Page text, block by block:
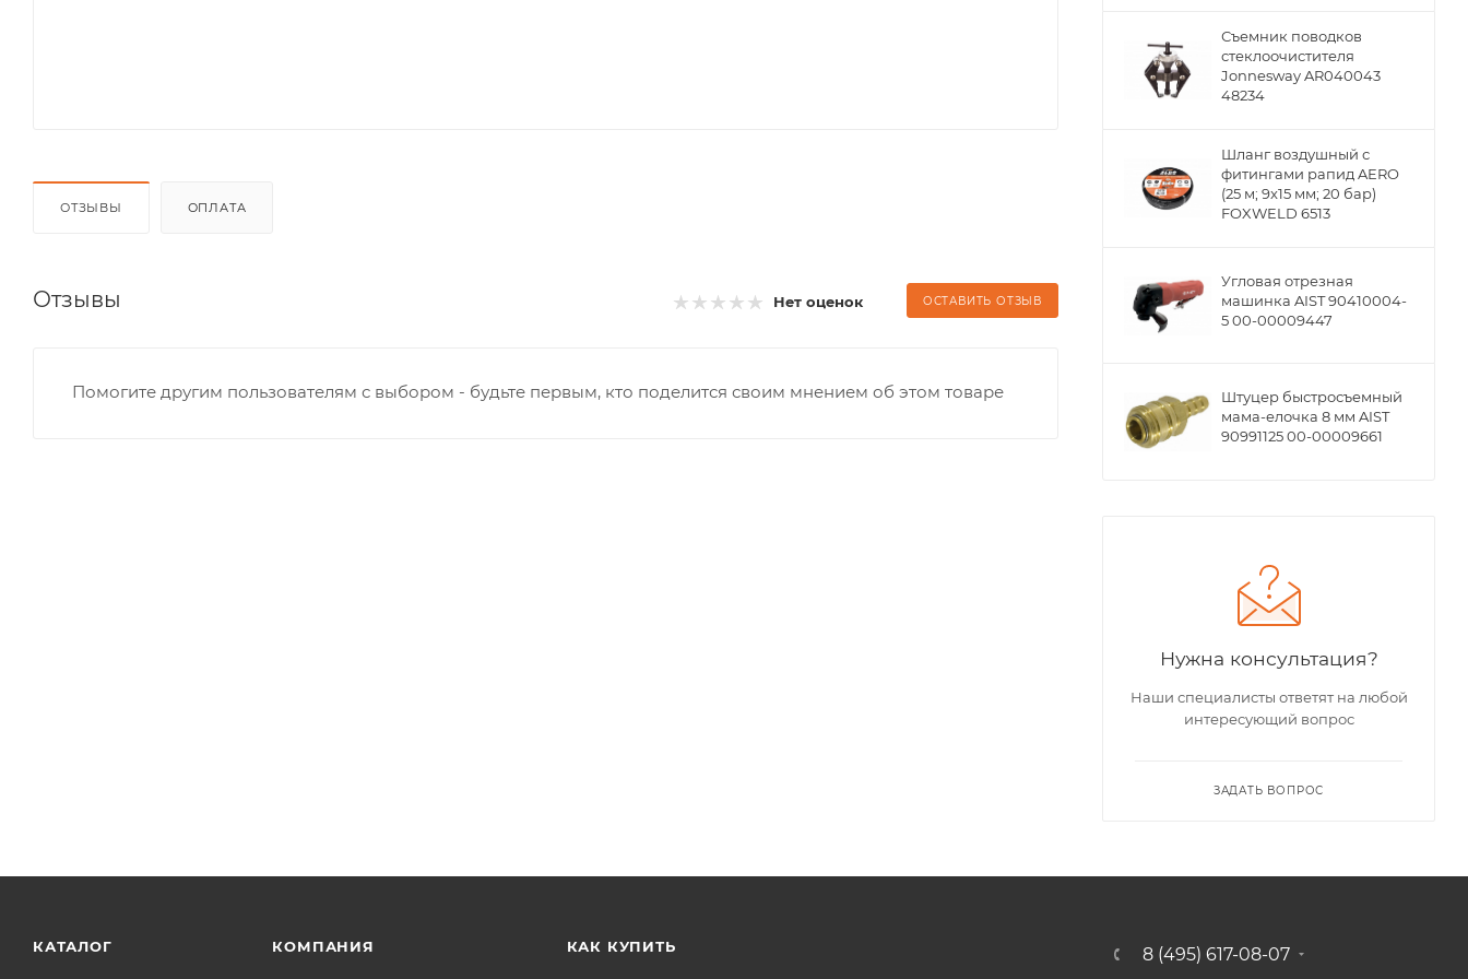
ОТЗЫВЫ ОПЛАТА
Отзывы Нет оценок ОСТАВИТЬ ОТЗЫВ
Помогите другим пользователям с выбором - будьте первым, кто поделится своим мнением об этом товаре
Съемник поводков
стеклоочистителя
Jonnesway AR040043
48234
Шланг воздушный с
фитингами рапид AERO
(25 м; 9x15 мм; 20 бар)
FOXWELD 6513
Угловая отрезная
машинка AIST 90410004-
5 00-00009447
Штуцер быстросъемный
мама-елочка 8 мм AIST
90991125 00-00009661
Нужна консультация?
Наши специалисты ответят на любой
интересующий вопрос
ЗАДАТЬ ВОПРОС
КАТАЛОГ КОМПАНИЯ КАК КУПИТЬ 8 (495) 617-08-07